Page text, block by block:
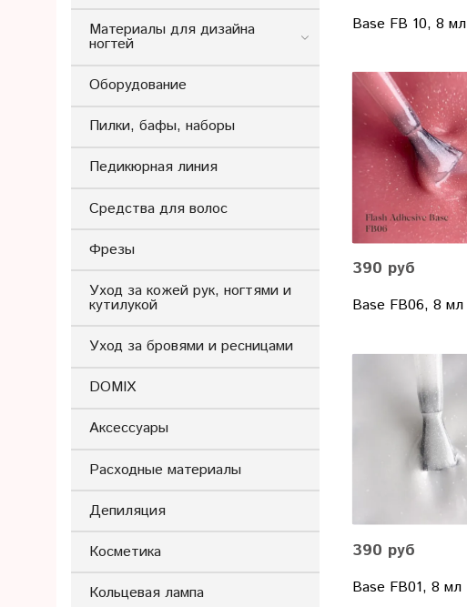
Base FB 10, 8 мл
390 руб
Base FB06, 8 мл
390 руб
Base FB01, 8 мл
Материалы для дизайна
ногтей
Оборудование
Пилки, бафы, наборы
Педикюрная линия
Средства для волос
Фрезы
Уход за кожей рук, ногтями и
кутилукой
Уход за бровями и ресницами
DOMIX
Аксессуары
Расходные материалы
Депиляция
Косметика
Кольцевая лампа